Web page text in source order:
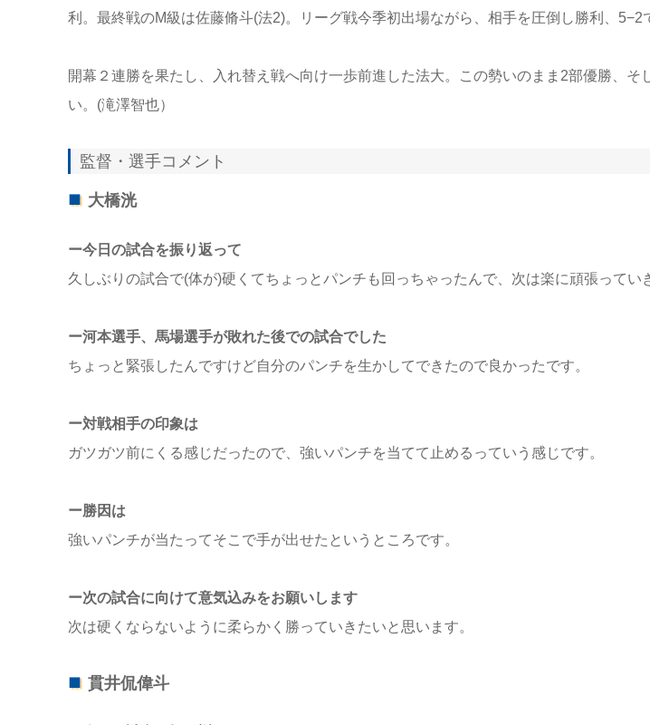
利。最終戦のM級は佐藤脩斗(法2)。リーグ戦今季初出場ながら、相手を圧倒し勝利、5−2
開幕２連勝を果たし、入れ替え戦へ向け一歩前進した法大。この勢いのまま2部優勝、そ
い。(滝澤智也）
監督・選手コメント
大橋洸
ー今日の試合を振り返って
久しぶりの試合で(体が)硬くてちょっとパンチも回っちゃったんで、次は楽に頑張ってい
ー河本選手、馬場選手が敗れた後での試合でした
ちょっと緊張したんですけど自分のパンチを生かしてできたので良かったです。
ー対戦相手の印象は
ガツガツ前にくる感じだったので、強いパンチを当てて止めるっていう感じです。
ー勝因は
強いパンチが当たってそこで手が出せたというところです。
ー次の試合に向けて意気込みをお願いします
次は硬くならないように柔らかく勝っていきたいと思います。
貫井侃偉斗